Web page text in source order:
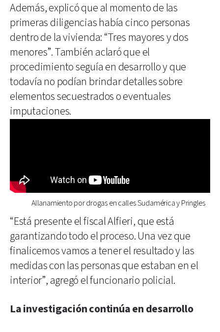
Además, explicó que al momento de las
primeras diligencias había cinco personas
dentro de la vivienda: “Tres mayores y dos
menores”. También aclaró que el
procedimiento seguía en desarrollo y que
todavía no podían brindar detalles sobre
elementos secuestrados o eventuales
imputaciones.
Allanamiento por drogas en calles Sudamérica y Pringles
“Está presente el fiscal Alfieri, que está
garantizando todo el proceso. Una vez que
finalicemos vamos a tener el resultado y las
medidas con las personas que estaban en el
interior”, agregó el funcionario policial.
La investigación continúa en desarrollo